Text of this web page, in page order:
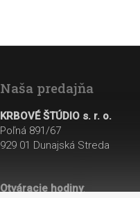
Naša predajňa
KRBOVÉ ŠTÚDIO s. r. o.
Poľná 891/67
929 01 Dunajská Streda
Otváracie hodiny: